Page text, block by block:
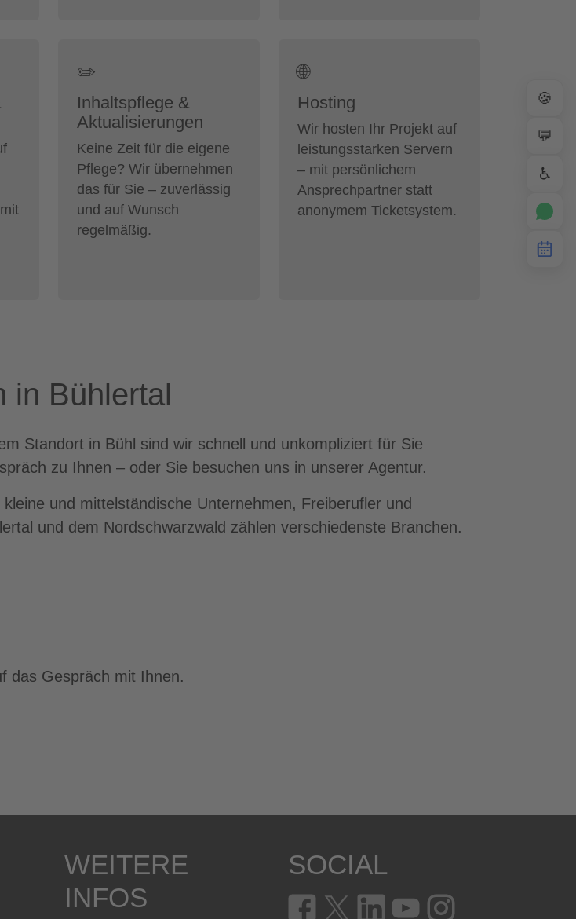
✏️
Inhaltspflege &
Aktualisierungen
Keine Zeit für die eigene
Pflege? Wir übernehmen
das für Sie – zuverlässig
und auf Wunsch
regelmäßig.
🌐
Hosting
Wir hosten Ihr Projekt auf
leistungsstarken Servern
– mit persönlichem
Ansprechpartner statt
anonymem Ticketsystem.
in Bühlertal
Standort in Bühl sind wir schnell und unkompliziert für Sie
zu Ihnen – oder Sie besuchen uns in unserer Agentur.
und mittelständische Unternehmen, Freiberufler und
und dem Nordschwarzwald zählen verschiedenste Branchen.
das Gespräch mit Ihnen.
WEITERE
INFOS
SOCIAL
🍪
💬
♿